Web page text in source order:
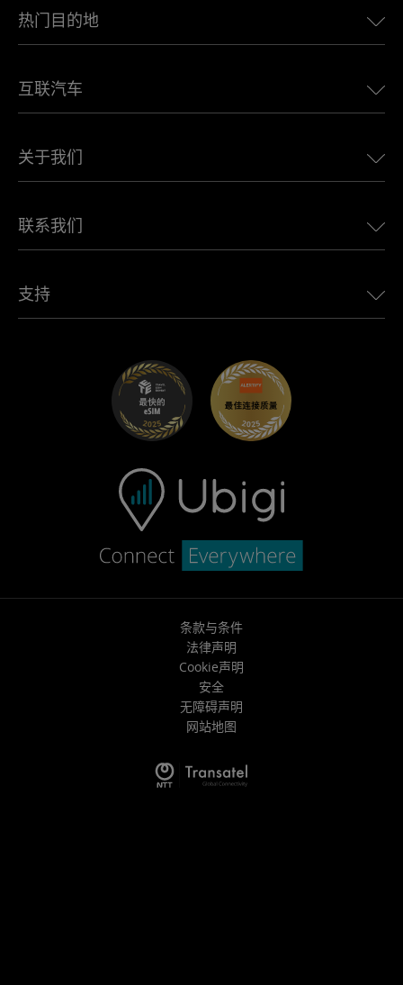
热门目的地
欧洲eSIM
加拿大eSIM
非洲最佳eSIM
查看所有目的地
互联汽车
适用于 LandRover 的 Ubigi
适用于 Jeep 的 Ubigi
适用于 Mini 的 Ubigi
适用于 Maserati 的 Ubigi
关于我们
Ubigi在媒体上
Ubigi应用程序
联系我们
联盟计划
支持
条款与条件
法律声明
Cookie声明
安全
无障碍声明
网站地图